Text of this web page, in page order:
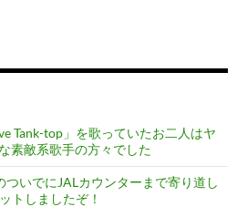
Tank-top」を歌っていたお二人はヤ
素敵系歌手の方々でした
いでにJALカウンターまで寄り道し
トしましたぞ！